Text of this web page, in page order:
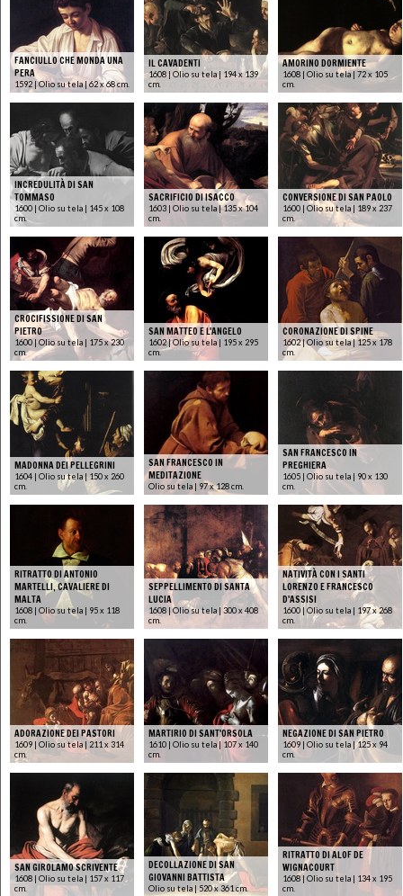
FANCIULLO CHE MONDA UNA
PERA
1592 | Olio su tela | 62 x 68 cm.
IL CAVADENTI
1608 | Olio su tela | 194 x 139
cm.
AMORINO DORMIENTE
1608 | Olio su tela | 72 x 105
cm.
INCREDULITÀ DI SAN
TOMMASO
1600 | Olio su tela | 145 x 108
cm.
SACRIFICIO DI ISACCO
1603 | Olio su tela | 135 x 104
cm.
CONVERSIONE DI SAN PAOLO
1600 | Olio su tela | 189 x 237
cm.
CROCIFISSIONE DI SAN
PIETRO
1600 | Olio su tela | 175 x 230
cm.
SAN MATTEO E L'ANGELO
1602 | Olio su tela | 195 x 295
cm.
CORONAZIONE DI SPINE
1602 | Olio su tela | 125 x 178
cm.
MADONNA DEI PELLEGRINI
1604 | Olio su tela | 150 x 260
cm.
SAN FRANCESCO IN
MEDITAZIONE
Olio su tela | 97 x 128 cm.
SAN FRANCESCO IN
PREGHIERA
1605 | Olio su tela | 90 x 130
cm.
RITRATTO DI ANTONIO
MARTELLI, CAVALIERE DI
MALTA
1608 | Olio su tela | 95 x 118
cm.
SEPPELLIMENTO DI SANTA
LUCIA
1608 | Olio su tela | 300 x 408
cm.
NATIVITÀ CON I SANTI
LORENZO E FRANCESCO
D'ASSISI
1600 | Olio su tela | 197 x 268
cm.
ADORAZIONE DEI PASTORI
1609 | Olio su tela | 211 x 314
cm.
MARTIRIO DI SANT'ORSOLA
1610 | Olio su tela | 107 x 140
cm.
NEGAZIONE DI SAN PIETRO
1609 | Olio su tela | 125 x 94
cm.
SAN GIROLAMO SCRIVENTE
1608 | Olio su tela | 157 x 117
cm.
DECOLLAZIONE DI SAN
GIOVANNI BATTISTA
Olio su tela | 520 x 361 cm.
RITRATTO DI ALOF DE
WIGNACOURT
1608 | Olio su tela | 134 x 195
cm.